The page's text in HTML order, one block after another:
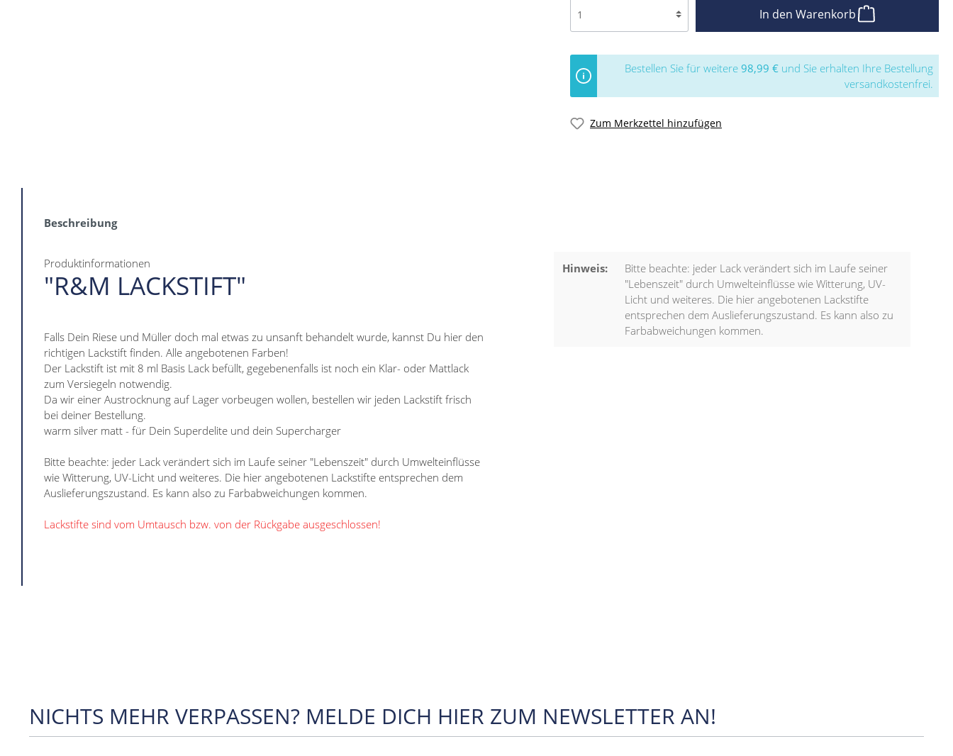
In den Warenkorb
Bestellen Sie für weitere 98,99 € und Sie erhalten Ihre Bestellung
versandkostenfrei.
Zum Merkzettel hinzufügen
Beschreibung
Produktinformationen
"R&M LACKSTIFT"
Falls Dein Riese und Müller doch mal etwas zu unsanft behandelt wurde, kannst Du hier den
richtigen Lackstift finden. Alle angebotenen Farben!
Der Lackstift ist mit 8 ml Basis Lack befüllt, gegebenenfalls ist noch ein Klar- oder Mattlack
zum Versiegeln notwendig.
Da wir einer Austrocknung auf Lager vorbeugen wollen, bestellen wir jeden Lackstift frisch
bei deiner Bestellung.
warm silver matt - für Dein Superdelite und dein Supercharger
Bitte beachte: jeder Lack verändert sich im Laufe seiner "Lebenszeit" durch Umwelteinflüsse
wie Witterung, UV-Licht und weiteres. Die hier angebotenen Lackstifte entsprechen dem
Auslieferungszustand. Es kann also zu Farbabweichungen kommen.
Lackstifte sind vom Umtausch bzw. von der Rückgabe ausgeschlossen!
Hinweis:
Bitte beachte: jeder Lack verändert sich im Laufe seiner
"Lebenszeit" durch Umwelteinflüsse wie Witterung, UV-
Licht und weiteres. Die hier angebotenen Lackstifte
entsprechen dem Auslieferungszustand. Es kann also zu
Farbabweichungen kommen.
NICHTS MEHR VERPASSEN? MELDE DICH HIER ZUM NEWSLETTER AN!